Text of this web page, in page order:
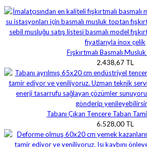
Fışkırtmalı Basmalı
2.438,67 TL
Tabanı Çıkan Tencere Taban
6.528,00 TL